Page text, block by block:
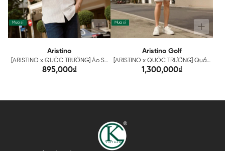
Mua sỉ
Aristino
[ARISTINO x QUỐC TRƯỜNG] Áo Sơ
Mi Kẻ Nam Aristino ALS1850Z
895,000₫
Mua sỉ
Aristino Golf
[ARISTINO x QUỐC TRƯỜNG] Quần
short thể thao Nam Aristino Golf
ASOG06AZ
1,300,000₫